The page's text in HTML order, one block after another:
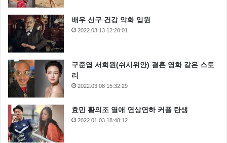
배우 신구 건강 악화 입원
2022.03.13 12:20:01
구준엽 서희원(쉬시위안) 결혼 영화 같은 스토
리
2022.03.08 15:32:29
효민 황의조 열애 연상연하 커플 탄생
2022.01.03 18:48:12